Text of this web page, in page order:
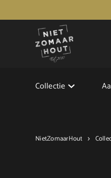
Collectie
NietZomaarHout